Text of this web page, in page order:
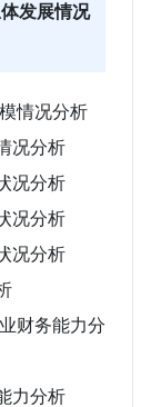
发展情况
情况分析
况分析
况分析
况分析
况分析
财务能力分
力分析